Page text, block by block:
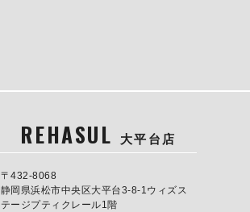
REHASUL 大平台店
〒432-8068
静岡県浜松市中央区大平台3-8-1ウィズス
テージプティクレール1階